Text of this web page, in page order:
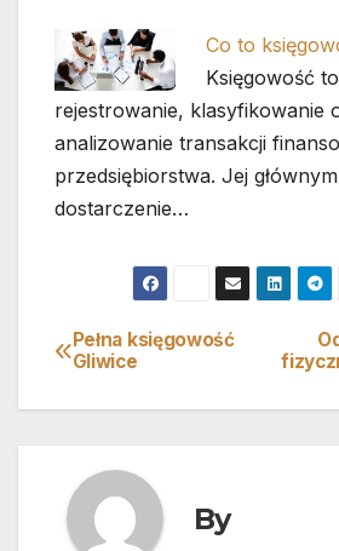
Co to
Księgowość
rejestrowanie, klasyfikowanie
analizowanie transakcji
przedsiębiorstwa. Jej
dostarczenie…
Nawigacja
wpisu
Pełna księgowość
Gliwice
By